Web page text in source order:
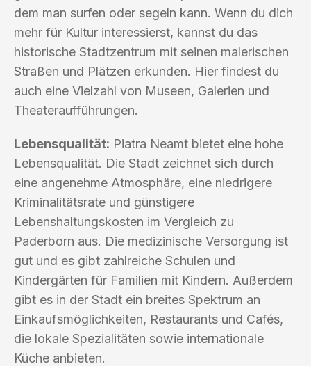
dem man surfen oder segeln kann. Wenn du dich
mehr für Kultur interessierst, kannst du das
historische Stadtzentrum mit seinen malerischen
Straßen und Plätzen erkunden. Hier findest du
auch eine Vielzahl von Museen, Galerien und
Theateraufführungen.
Lebensqualität: Piatra Neamt bietet eine hohe
Lebensqualität. Die Stadt zeichnet sich durch
eine angenehme Atmosphäre, eine niedrigere
Kriminalitätsrate und günstigere
Lebenshaltungskosten im Vergleich zu
Paderborn aus. Die medizinische Versorgung ist
gut und es gibt zahlreiche Schulen und
Kindergärten für Familien mit Kindern. Außerdem
gibt es in der Stadt ein breites Spektrum an
Einkaufsmöglichkeiten, Restaurants und Cafés,
die lokale Spezialitäten sowie internationale
Küche anbieten.